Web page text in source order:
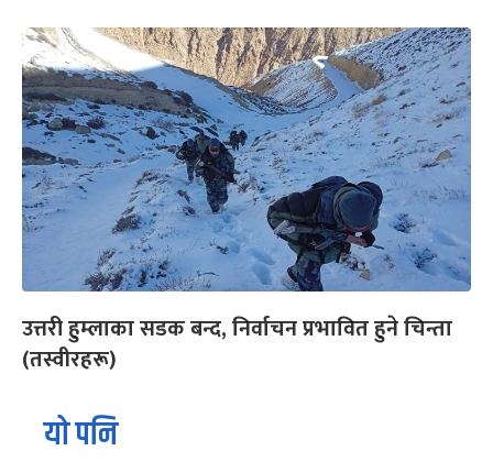
उत्तरी हुम्लाका सडक बन्द, निर्वाचन प्रभावित हुने चिन्ता
(तस्वीरहरू)
यो पनि